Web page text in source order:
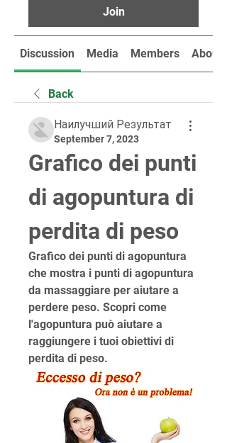
Join
Discussion Media Members About
Back
Наилучший Результат
September 7, 2023
Grafico dei punti
di agopuntura di
perdita di peso
Grafico dei punti di agopuntura
che mostra i punti di agopuntura
da massaggiare per aiutare a
perdere peso. Scopri come
l'agopuntura può aiutare a
raggiungere i tuoi obiettivi di
perdita di peso.